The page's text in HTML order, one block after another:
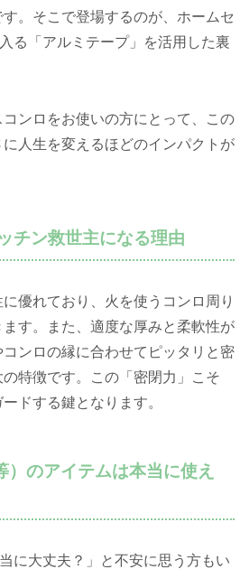
。そこで登場するのが、ホームセ
る「アルミテープ」を活用した裏
ンロをお使いの方にとって、この
人生を変えるほどのインパクトが
チン救世主になる理由
優れており、火を使うコンロ周り
す。また、適度な厚みと柔軟性が
ンロの縁に合わせてピッタリと密
特徴です。この「密閉力」こそ
ドする鍵となります。
）のアイテムは本当に使え
に大丈夫？」と不安に思う方もい